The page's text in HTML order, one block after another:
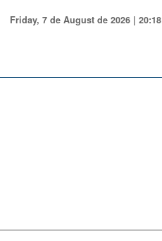
Friday, 7 de August de 2026 | 20:18